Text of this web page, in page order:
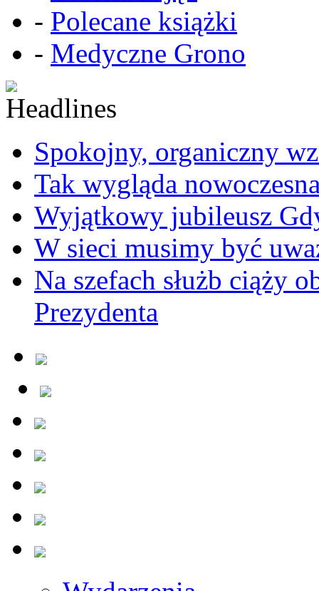
- Polecane książki
- Medyczne Grono
Spokojny, organiczny
Tak wygląda
Wyjątkowy jubileusz
W sieci musimy być
Na szefach służb ciąży
Prezydenta